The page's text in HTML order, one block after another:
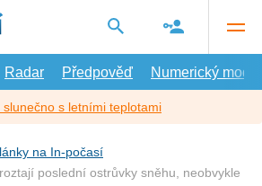
Radar Předpověď Numerický model
slunečno s letními teplotami
na In-počasí
poslední ostrůvky sněhu, neobvykle